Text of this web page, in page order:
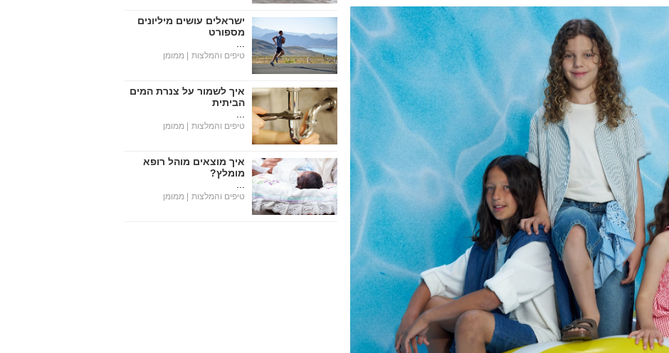
ישראלים עושים מיליונים
מספורט
טיפים והמלצות | ממומן
איך לשמור על צנרת המים
הביתית
טיפים והמלצות | ממומן
איך מוצאים מוהל רופא
מומלץ?
טיפים והמלצות | ממומן